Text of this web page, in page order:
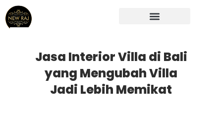
Skip
to
content
Jasa Interior Villa di Bali
yang Mengubah Villa
Jadi Lebih Memikat